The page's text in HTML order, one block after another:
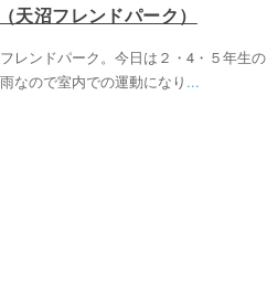
天沼フレンドパーク）
レンドパーク。今日は２・4・５年生の
なので室内での運動になり ...